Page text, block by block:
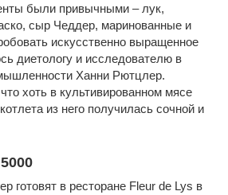
были привычными – лук,
сыр Чеддер, маринованные и
искусственно выращенное
диетологу и исследователю в
Ханни Рютцлер.
хоть в культивированном мясе
из него получилась сочной и
готовят в ресторане Fleur de Lys в